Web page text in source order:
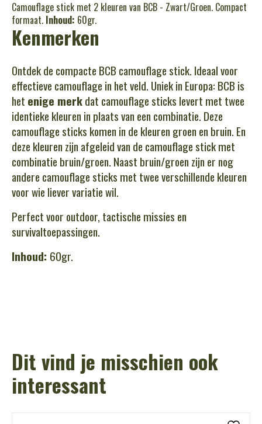
Camouflage stick met 2 kleuren van BCB - Zwart/Groen. Compact
formaat. Inhoud: 60gr.
Kenmerken
Ontdek de compacte BCB camouflage stick. Ideaal voor
effectieve camouflage in het veld. Uniek in Europa: BCB is
het enige merkdat camouflage sticks levert met twee
identieke kleuren in plaats van een combinatie. Deze
camouflage sticks komen in de kleuren groen en bruin. En
deze kleuren zijn afgeleid van de camouflage stick met
combinatie bruin/groen. Naast bruin/groen zijn er nog
andere camouflage sticks met twee verschillende kleuren
voor wie liever variatie wil.
Perfect voor outdoor, tactische missies en
survivaltoepassingen.
Inhoud: 60gr.
Dit vind je misschien ook
interessant